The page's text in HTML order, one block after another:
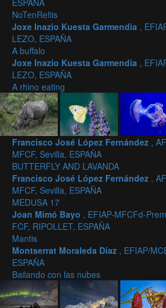
ESPAÑA
NoTenRefiis
Joxe Inazio Kuesta Garmendia ,
LEZO, ESPAÑA
A buffalo
Joxe Inazio Kuesta Garmendia ,
LEZO, ESPAÑA
A rhino eating
Francisco José López Fernández ,
MFCF, Sevilla, ESPAÑA
BUTTERFLY AND LAVANDA
Francisco José López Fernández ,
MFCF, Sevilla, ESPAÑA
MEDUSA 17
Joan Mimó Bayo , EFIAP-MFCFd-
FCF, RIPOLLET, ESPAÑA
Mantis
Montserrat Moraleda Díaz , EFIAP/
ESPAÑA
Bailando con las nubes